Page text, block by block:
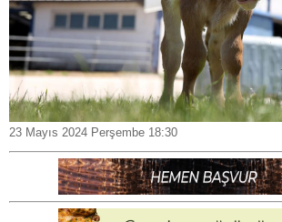
23 Mayıs 2024 Perşembe 18:30